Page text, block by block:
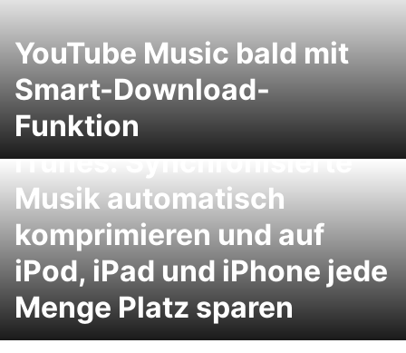
YouTube Music bald mit
Smart-Download-
Funktion
iTunes: Synchronisierte
Musik automatisch
komprimieren und auf
iPod, iPad und iPhone jede
Menge Platz sparen